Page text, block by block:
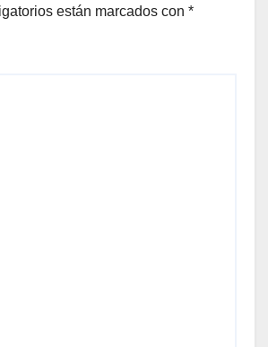
están marcados con *